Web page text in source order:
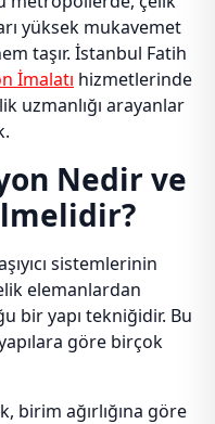
yüksek mukavemet
taşır. İstanbul Fatih
İmalatı hizmetlerinde
uzmanlığı arayanlar
Nedir ve
sistemlerinin
elemanlardan
bir yapı tekniğidir. Bu
göre birçok
birim ağırlığına göre